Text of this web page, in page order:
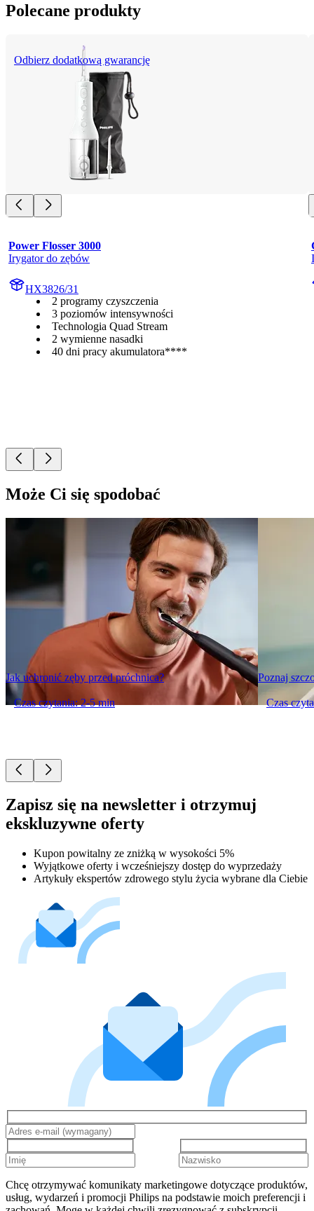
Polecane produkty
Odbierz dodatkową gwarancję
Power Flosser 3000
Irygator do zębów
HX3826/31
2 programy czyszczenia
3 poziomów intensywności
Technologia Quad Stream
2 wymienne nasadki
40 dni pracy akumulatora****
Może Ci się spodobać
Jak uchronić zęby przed próchnica?
Czas czytania: 2-5 min
Poznaj
Czas
Zapisz się na newsletter i otrzymuj
ekskluzywne oferty
Kupon powitalny ze zniżką w wysokości 5%
Wyjątkowe oferty i wcześniejszy dostęp do wyprzedaży
Artykuły ekspertów zdrowego stylu życia wybrane dla Ciebie
Chcę otrzymywać komunikaty marketingowe dotyczące produktów,
usług, wydarzeń i promocji Philips na podstawie moich preferencji i